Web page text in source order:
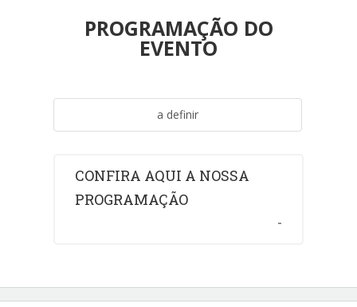
PROGRAMAÇÃO DO
EVENTO
a definir
CONFIRA AQUI A NOSSA
PROGRAMAÇÃO
-